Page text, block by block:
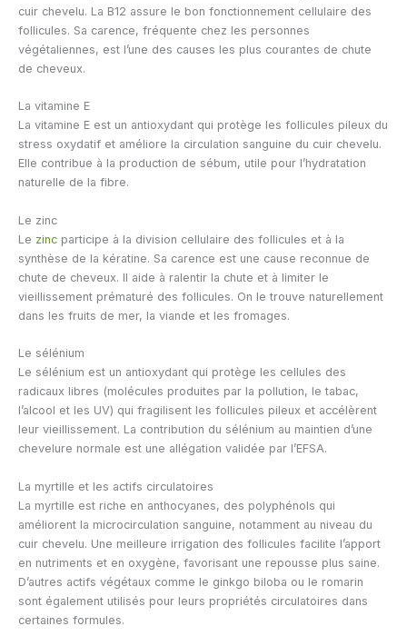
cuir chevelu. La B12 assure le bon fonctionnement cellulaire des
follicules. Sa carence, fréquente chez les personnes
végétaliennes, est l’une des causes les plus courantes de chute
de cheveux.
La vitamine E
La vitamine E est un antioxydant qui protège les follicules pileux du
stress oxydatif et améliore la circulation sanguine du cuir chevelu.
Elle contribue à la production de sébum, utile pour l’hydratation
naturelle de la fibre.
Le zinc
Le zinc participe à la division cellulaire des follicules et à la
synthèse de la kératine. Sa carence est une cause reconnue de
chute de cheveux. Il aide à ralentir la chute et à limiter le
vieillissement prématuré des follicules. On le trouve naturellement
dans les fruits de mer, la viande et les fromages.
Le sélénium
Le sélénium est un antioxydant qui protège les cellules des
radicaux libres (molécules produites par la pollution, le tabac,
l’alcool et les UV) qui fragilisent les follicules pileux et accélèrent
leur vieillissement. La contribution du sélénium au maintien d’une
chevelure normale est une allégation validée par l’EFSA.
La myrtille et les actifs circulatoires
La myrtille est riche en anthocyanes, des polyphénols qui
améliorent la microcirculation sanguine, notamment au niveau du
cuir chevelu. Une meilleure irrigation des follicules facilite l’apport
en nutriments et en oxygène, favorisant une repousse plus saine.
D’autres actifs végétaux comme le ginkgo biloba ou le romarin
sont également utilisés pour leurs propriétés circulatoires dans
certaines formules.